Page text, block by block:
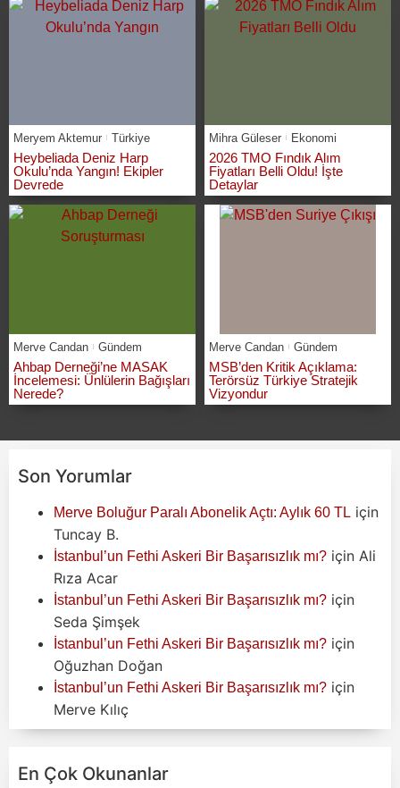
Meryem Aktemur Türkiye
Heybeliada Deniz Harp
Okulu’nda Yangın! Ekipler
Devrede
Mihra Güleser Ekonomi
2026 TMO Fındık Alım
Fiyatları Belli Oldu! İşte
Detaylar
Merve Candan Gündem
Ahbap Derneği’ne MASAK
İncelemesi: Ünlülerin Bağışları
Nerede?
Merve Candan Gündem
MSB’den Kritik Açıklama:
Terörsüz Türkiye Stratejik
Vizyondur
Son Yorumlar
Merve Boluğur Paralı Abonelik Açtı: Aylık 60 TL için
Tuncay B.
İstanbul’un Fethi Askeri Bir Başarısızlık mı? için Ali
Rıza Acar
İstanbul’un Fethi Askeri Bir Başarısızlık mı? için
Seda Şimşek
İstanbul’un Fethi Askeri Bir Başarısızlık mı? için
Oğuzhan Doğan
İstanbul’un Fethi Askeri Bir Başarısızlık mı? için
Merve Kılıç
En Çok Okunanlar